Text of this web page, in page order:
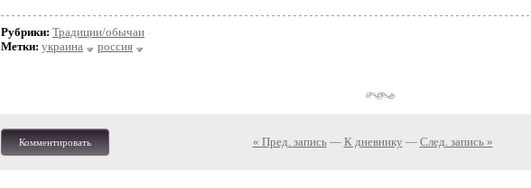
Рубрики: Традиции/обычаи
Метки: украина россия
Комментировать « Пред. запись— К дневнику — След. запись »